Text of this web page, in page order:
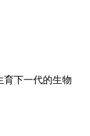
育下一代的生物